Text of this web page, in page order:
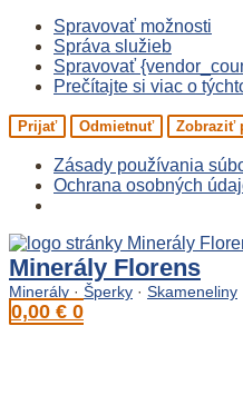
Spravovať možnosti
Správa služieb
Spravovať
Prečítajte si viac o
Prijať Odmietnuť Zobraziť
Zásady používania
Ochrana osobných
Preskočiť
na
obsah
Minerály Florens
Minerály · Šperky · Skameneliny
0,00 € 0